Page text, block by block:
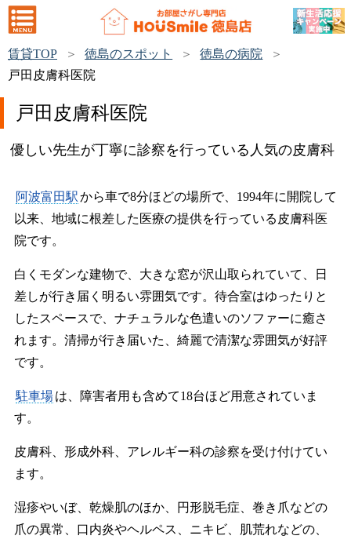
賃貸TOP 徳島のスポット
徳島の病院
戸田皮膚科医院
戸田皮膚科医院
優しい先生が丁寧に診察を行っている人気の皮膚科
阿波富田駅から車で8分ほどの場所で、1994年に開院して
以来、地域に根差した医療の提供を行っている皮膚科医
院です。
白くモダンな建物で、大きな窓が沢山取られていて、日
差しが行き届く明るい雰囲気です。待合室はゆったりと
したスペースで、ナチュラルな色遣いのソファーに癒さ
れます。清掃が行き届いた、綺麗で清潔な雰囲気が好評
です。
駐車場は、障害者用も含めて18台ほど用意されていま
す。
皮膚科、形成外科、アレルギー科の診察を受け付けてい
ます。
湿疹やいぼ、乾燥肌のほか、円形脱毛症、巻き爪などの
爪の異常、口内炎やヘルペス、ニキビ、肌荒れなどの、